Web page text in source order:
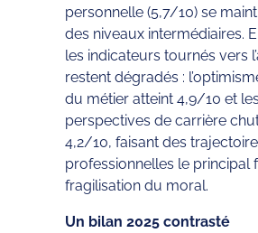
personnelle (5,7/10) se
des niveaux intermédiaires.
les indicateurs tournés vers
restent dégradés :
du métier atteint 4,9/10 et les
perspectives de carrière
4,2/10, faisant des
professionnelles le principal
fragilisation du moral.
Un bilan 2025 contrasté